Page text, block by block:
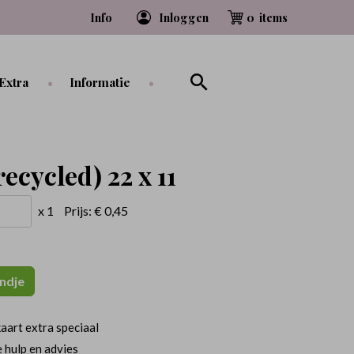
Info Inloggen 0
Extra Informatie
22 x 11
x 1 Prijs:€ 0,45
extra speciaal
en advies